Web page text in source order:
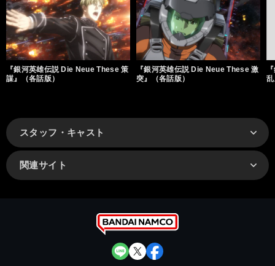
『銀河英雄伝説 Die Neue These 策
謀』（各話版）
『銀河英雄伝説 Die Neue These 激
突』（各話版）
スタッフ・キャスト
関連サイト